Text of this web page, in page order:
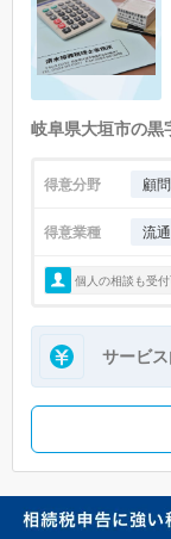
岐阜県大垣市の黒
得意分野 顧
得意業種 流
個人の相談も受
サービ